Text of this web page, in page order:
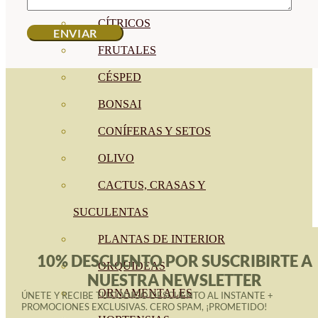
CÍTRICOS
FRUTALES
CÉSPED
BONSAI
CONÍFERAS Y SETOS
OLIVO
CACTUS, CRASAS Y
SUCULENTAS
PLANTAS DE INTERIOR
ORQUIDEAS
ORNAMENTALES
10% DESCUENTO POR SUSCRIBIRTE A
NUESTRA NEWSLETTER
ÚNETE Y RECIBE TU CÓDIGO DESCUENTO AL INSTANTE +
PROMOCIONES EXCLUSIVAS. CERO SPAM, ¡PROMETIDO!